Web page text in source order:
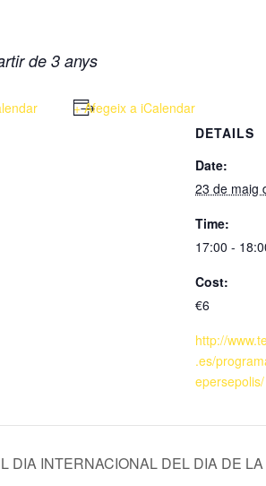
de 3 anys
+ Afegeix a iCalendar
DETAILS
Date:
23 de maig
Time:
17:00 -
Cost:
€6
http://
.es/
epersepolis/
DIA INTERNACIONAL DEL DIA DE